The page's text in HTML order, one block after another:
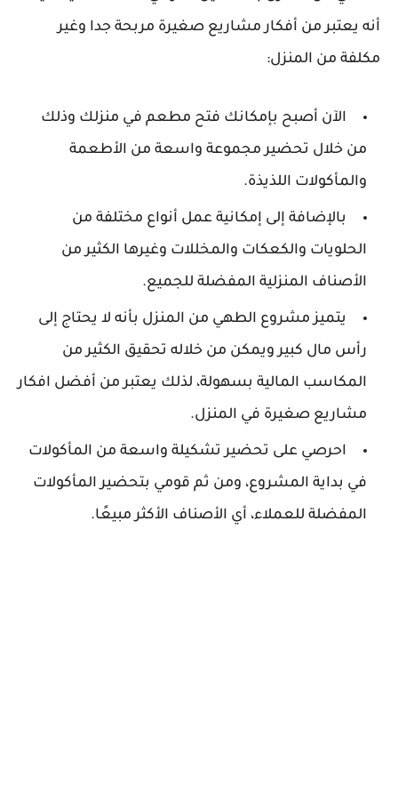
أنه يعتبر من أفكار مشاريع صغيرة مربحة جدا وغير
مكلفة من المنزل:
الآن أصبح بإمكانك فتح مطعم في منزلك وذلك
من خلال تحضير مجموعة واسعة من الأطعمة
والمأكولات اللذيذة.
بالإضافة إلى إمكانية عمل أنواع مختلفة من
الحلويات والكعكات والمخللات وغيرها الكثير من
الأصناف المنزلية المفضلة للجميع.
يتميز مشروع الطهي من المنزل بأنه لا يحتاج إلى
رأس مال كبير ويمكن من خلاله تحقيق الكثير من
المكاسب المالية بسهولة، لذلك يعتبر من أفضل افكار
مشاريع صغيرة في المنزل.
احرصي على تحضير تشكيلة واسعة من المأكولات
في بداية المشروع، ومن ثم قومي بتحضير المأكولات
المفضلة للعملاء، أي الأصناف الأكثر مبيعًا.